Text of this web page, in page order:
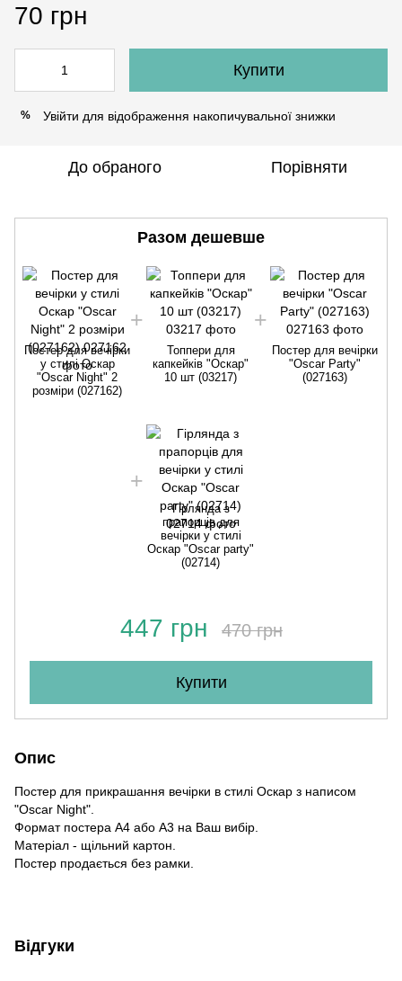
70 грн
Купити
% Увійти для відображення накопичувальної знижки
До обраного Порівняти
Разом дешевше
Постер для вечірки
у стилі Оскар
"Oscar Night" 2
розміри (027162)
Топпери для
капкейків "Оскар"
10 шт (03217)
Постер для вечірки
"Oscar Party"
(027163)
Гірлянда з
прапорців для
вечірки у стилі
Оскар "Oscar party"
(02714)
447 грн 470 грн
Купити
Опис
Постер для прикрашання вечірки в стилі Оскар з написом
"Oscar Night".
Формат постера А4 або А3 на Ваш вибір.
Матеріал - щільний картон.
Постер продається без рамки.
Відгуки